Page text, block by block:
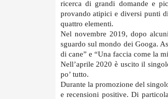
ricerca di grandi domande e
provando atipici e diversi punti
quattro elementi.
Nel novembre 2019, dopo
sguardo sul mondo dei Googa.
di cane” e “Una faccia come la
Nell’aprile 2020 è uscito il
po’ tutto.
Durante la promozione del
e recensioni positive. Di